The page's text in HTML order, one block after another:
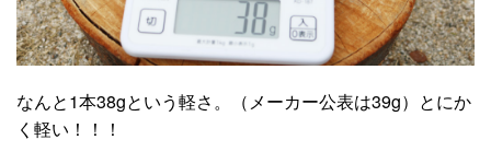
なんと1本38gという軽さ。（メーカー公表は39g）とにか
く軽い！！！